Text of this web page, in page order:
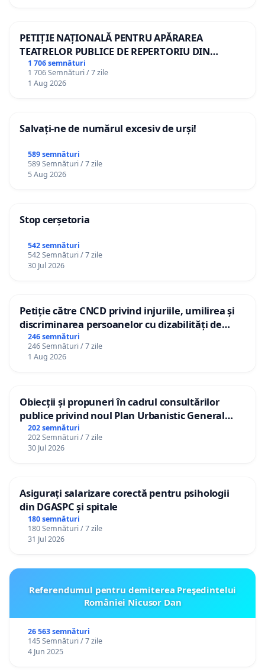
PETIȚIE NAȚIONALĂ PENTRU APĂRAREA
TEATRELOR PUBLICE DE REPERTORIU DIN
ROMÂNIA
1 706 semnături
1 706 Semnături / 7 zile
1 Aug 2026
Salvați-ne de numărul excesiv de urși!
589 semnături
589 Semnături / 7 zile
5 Aug 2026
Stop cerșetoria
542 semnături
542 Semnături / 7 zile
30 Jul 2026
Petiție către CNCD privind injuriile, umilirea și
discriminarea persoanelor cu dizabilități de
către utilizatorul TikTok „Gorici”
246 semnături
246 Semnături / 7 zile
1 Aug 2026
Obiecții și propuneri în cadrul consultărilor
publice privind noul Plan Urbanistic General
(PUG) Ialoveni
202 semnături
202 Semnături / 7 zile
30 Jul 2026
Asigurați salarizare corectă pentru psihologii
din DGASPC și spitale
180 semnături
180 Semnături / 7 zile
31 Jul 2026
Referendumul pentru demiterea Preşedintelui
României Nicusor Dan
26 563 semnături
145 Semnături / 7 zile
4 Jun 2025